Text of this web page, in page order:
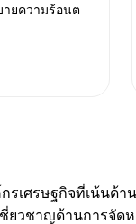
ยความร้อนต
เศรษฐกิจที่เน้น
ชี่ยวชาญด้านการ